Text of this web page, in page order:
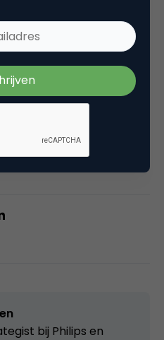
de Contentshow,
onze vrienden van
trakteren we je ook op
uit contentland.
bij Philips en